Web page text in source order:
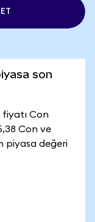
son
fiyatı Con
Con ve
piyasa değeri